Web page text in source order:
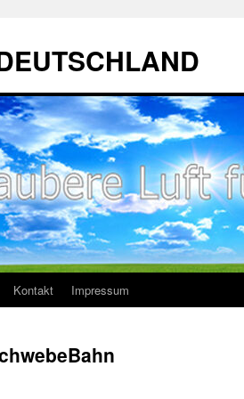
Kontakt Impressum